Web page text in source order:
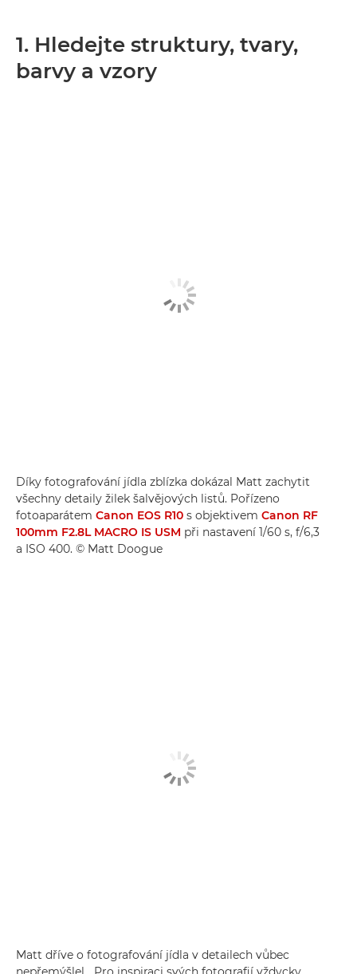
1. Hledejte struktury, tvary,
barvy a vzory
Díky fotografování jídla zblízka dokázal Matt zachytit
všechny detaily žilek šalvějových listů. Pořízeno
fotoaparátem Canon EOS R10 s objektivem Canon RF
100mm F2.8L MACRO IS USM při nastavení 1/60 s, f/6,3
a ISO 400. © Matt Doogue
Matt dříve o fotografování jídla v detailech vůbec